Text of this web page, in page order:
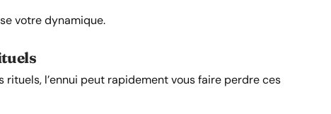
votre dynamique.
rituels, l’ennui peut rapidement vous faire perdre ces